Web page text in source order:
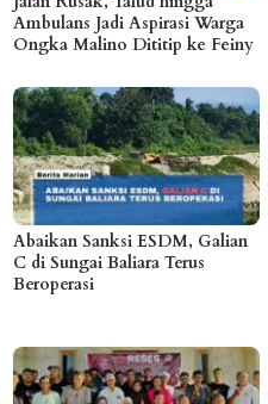
Ambulans Jadi Aspirasi Warga
Ongka Malino Dititip ke Feiny
Abaikan Sanksi ESDM, Galian
C di Sungai Baliara Terus
Beroperasi